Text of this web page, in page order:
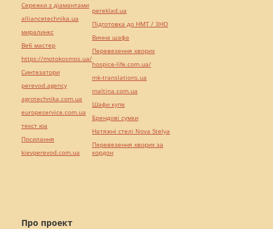
Про проект
Сережки з діамантами
alliancetechnika.ua
миралинкс
Веб мастер
https://motokosmos.ua/
Синтезатори
perevod.agency
agrotechnika.com.ua
europeservice.com.ua
текст юа
Посилання
kievperevod.com.ua
pereklad.ua
Підготовка до НМТ / ЗНО
Винна шафа
Перевезення хворих
hospice-life.com.ua/
mk-translations.ua
maltina.com.ua
Шафи купе
Брендові сумки
Натяжні стелі Nova Stelya
Перевезення хворих за
кордон